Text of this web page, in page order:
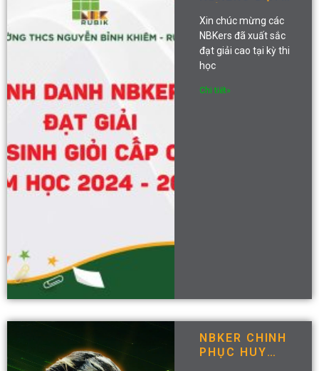
GIỎI CẤP QUẬN
NĂM HỌC
2024-2025
Xin chúc mừng các
NBKers đã xuất sắc
đạt giải cao tại kỳ thi
học
Chi tiết»
NBKER CHINH
PHỤC HUY